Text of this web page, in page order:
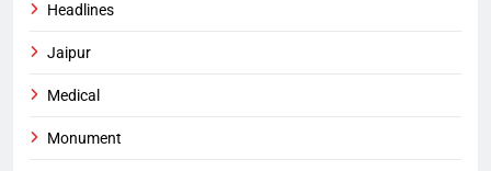
Headlines
Jaipur
Medical
Monument